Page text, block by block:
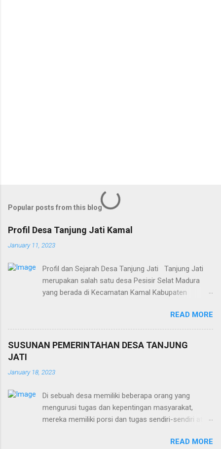
Popular posts from this blog
Profil Desa Tanjung Jati Kamal
January 11, 2023
Profil dan Sejarah Desa Tanjung Jati Tanjung Jati
merupakan salah satu desa Pesisir Selat Madura
yang berada di Kecamatan Kamal Kabupaten
pembongkaran dan bahkan pemotongan kapal.
desa itu pohon jati tersebut selalu banyak sekali,
disebutkan pohon jati yang ada di wilayah Bangkalan
asalnya mengambil bibitnya dari desa tersebut. Desa
ini memiliki Dusun sebanyak 5 dusun, yaitu : 1. Dusun
Dusun Karang Kiring 5. Dusun Jala Selanjutnya pada
READ MORE
SUSUNAN PEMERINTAHAN DESA TANJUNG
JATI
January 18, 2023
Di sebuah desa memiliki beberapa orang yang
mengurusi tugas dan kepentingan masyarakat,
mereka memiliki porsi dan tugas sendiri-sendiri atau
yang berbeda dalam memenuhi kepentinganREAD MORE